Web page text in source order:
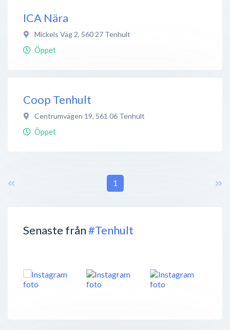
Senaste från#Tenhult
ICA Nära
Mickels Väg 2, 560 27 Tenhult
Öppet
Coop Tenhult
Centrumvägen 19, 561 06 Tenhult
Öppet
1